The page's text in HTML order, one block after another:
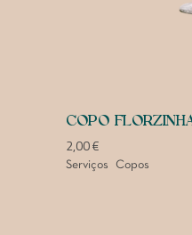
COPO
2,00€
Serviços Copos